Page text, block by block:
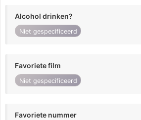
Alcohol drinken?
Niet gespecificeerd
Favoriete film
Niet gespecificeerd
Favoriete nummer